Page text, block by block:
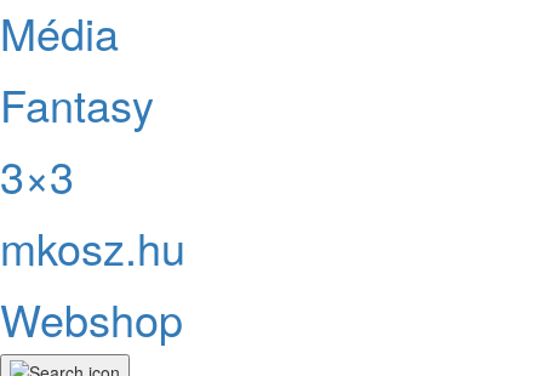
Média
Fantasy
3×3
mkosz.hu
Webshop